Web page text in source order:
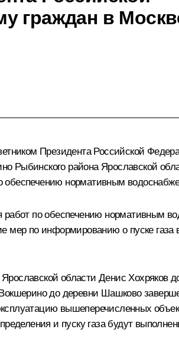
граждан в
Президента Российской
Рыбинского района Ярославской
обеспечению нормативным
работ по обеспечению
мер по информированию о пуске
области Денис
до деревни Шашково
вышеперечисленных
и пуску газа будут